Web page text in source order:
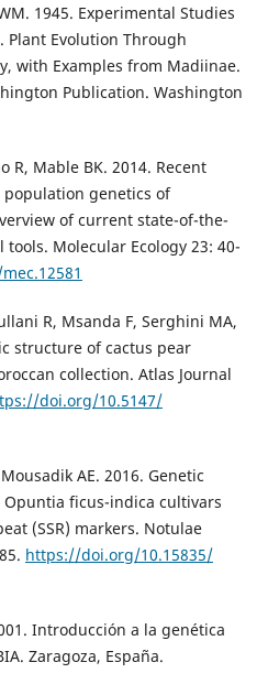
1945. Experimental Studies
Plant Evolution Through
with Examples from Madiinae.
Publication. Washington
R, Mable BK. 2014. Recent
genetics of
of current state-of-the-
Molecular Ecology 23: 40-
R, Msanda F, Serghini MA,
structure of cactus pear
collection. Atlas Journal
doi.org/10.5147/
AE. 2016. Genetic
ficus-indica cultivars
(SSR) markers. Notulae
https://doi.org/10.15835/
Introducción a la genética
Zaragoza, España.